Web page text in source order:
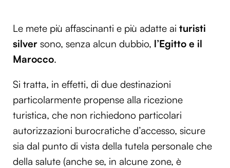
Le mete più affascinanti e più adatte ai turisti
silver sono, senza alcun dubbio, l’Egitto e il
Marocco.
Si tratta, in effetti, di due destinazioni
particolarmente propense alla ricezione
turistica, che non richiedono particolari
autorizzazioni burocratiche d’accesso, sicure
sia dal punto di vista della tutela personale che
della salute (anche se, in alcune zone, è